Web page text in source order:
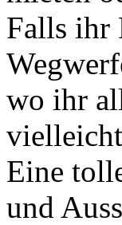
Falls ihr
wo ihr
Eine
und